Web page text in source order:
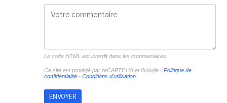
Le code HTML est interdit dans les commentaires
Ce site est protégé par reCAPTCHA et Google - Politique de
confidentialité- Conditions d'utilisation